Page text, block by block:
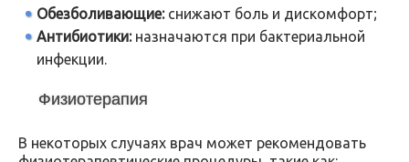
Обезболивающие:снижают боль и дискомфорт;
Антибиотики:назначаются при бактериальной
инфекции.
Физиотерапия
В некоторых случаях врач может рекомендовать